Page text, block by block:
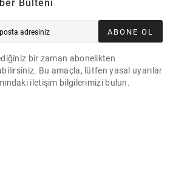
Bülteni
ABONE OL
bir zaman abonelikten
Bu amaçla, lütfen yasal uyarılar
iletişim bilgilerimizi bulun.